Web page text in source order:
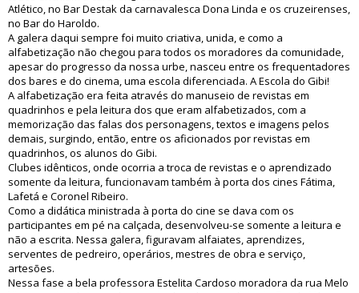
Atlético, no Bar Destak da carnavalesca Dona Linda e os cruzeirenses,
no Bar do Haroldo.
A galera daqui sempre foi muito criativa, unida, e como a
alfabetização não chegou para todos os moradores da comunidade,
apesar do progresso da nossa urbe, nasceu entre os frequentadores
dos bares e do cinema, uma escola diferenciada. A Escola do Gibi!
A alfabetização era feita através do manuseio de revistas em
quadrinhos e pela leitura dos que eram alfabetizados, com a
memorização das falas dos personagens, textos e imagens pelos
demais, surgindo, então, entre os aficionados por revistas em
quadrinhos, os alunos do Gibi.
Clubes idênticos, onde ocorria a troca de revistas e o aprendizado
somente da leitura, funcionavam também à porta dos cines Fátima,
Lafetá e Coronel Ribeiro.
Como a didática ministrada à porta do cine se dava com os
participantes em pé na calçada, desenvolveu-se somente a leitura e
não a escrita. Nessa galera, figuravam alfaiates, aprendizes,
serventes de pedreiro, operários, mestres de obra e serviço,
artesões.
Nessa fase a bela professora Estelita Cardoso moradora da rua Melo